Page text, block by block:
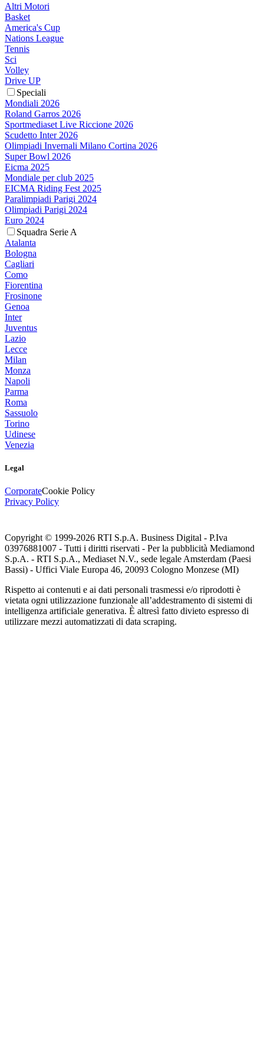
Altri Motori
Basket
America's Cup
Nations League
Tennis
Sci
Volley
Drive UP
Speciali
Mondiali 2026
Roland Garros 2026
Sportmediaset Live Riccione 2026
Scudetto Inter 2026
Olimpiadi Invernali Milano Cortina 2026
Super Bowl 2026
Eicma 2025
Mondiale per club 2025
EICMA Riding Fest 2025
Paralimpiadi Parigi 2024
Olimpiadi Parigi 2024
Euro 2024
Squadra Serie A
Atalanta
Bologna
Cagliari
Como
Fiorentina
Frosinone
Genoa
Inter
Juventus
Lazio
Lecce
Milan
Monza
Napoli
Parma
Roma
Sassuolo
Torino
Udinese
Venezia
Legal
CorporateCookie Policy
Privacy Policy
Copyright © 1999-2026 RTI S.p.A. Business Digital - P.Iva
03976881007 - Tutti i diritti riservati - Per la pubblicità Mediamond
S.p.A. - RTI S.p.A., Mediaset N.V., sede legale Amsterdam (Paesi
Bassi) - Uffici Viale Europa 46, 20093 Cologno Monzese (MI)
Rispetto ai contenuti e ai dati personali trasmessi e/o riprodotti è
vietata ogni utilizzazione funzionale all’addestramento di sistemi di
intelligenza artificiale generativa. È altresì fatto divieto espresso di
utilizzare mezzi automatizzati di data scraping.